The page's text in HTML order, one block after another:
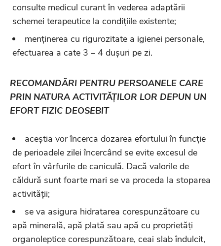
consulte medicul curant în vederea adaptării
schemei terapeutice la condițiile existente;
menținerea cu rigurozitate a igienei personale,
efectuarea a cate 3 – 4 dușuri pe zi.
RECOMANDĂRI PENTRU PERSOANELE CARE
PRIN NATURA ACTIVITĂȚILOR LOR DEPUN UN
EFORT FIZIC DEOSEBIT
aceștia vor încerca dozarea efortului în funcție
de perioadele zilei încercând se evite excesul de
efort în vârfurile de caniculă. Dacă valorile de
căldură sunt foarte mari se va proceda la stoparea
activității;
se va asigura hidratarea corespunzătoare cu
apă minerală, apă plată sau apă cu proprietăți
organoleptice corespunzătoare, ceai slab îndulcit,